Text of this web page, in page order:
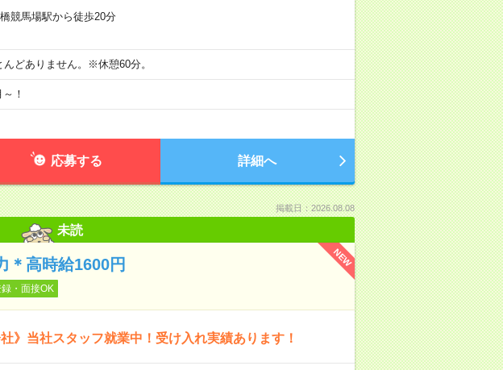
競馬場駅から徒歩20分
どありません。※休憩60分。
！
応募する 詳細へ
掲載日：2026.08.08
未読
NEW
＊高時給1600円
・面接OK
》当社スタッフ就業中！受け入れ実績あります！